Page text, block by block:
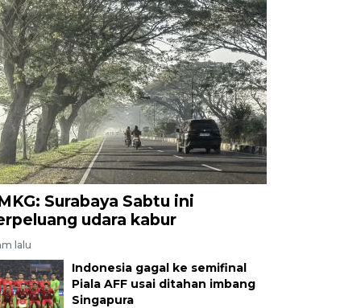
Surabaya Sabtu ini
udara kabur
lalu
Indonesia gagal ke semifinal
Piala AFF usai ditahan imbang
Singapura